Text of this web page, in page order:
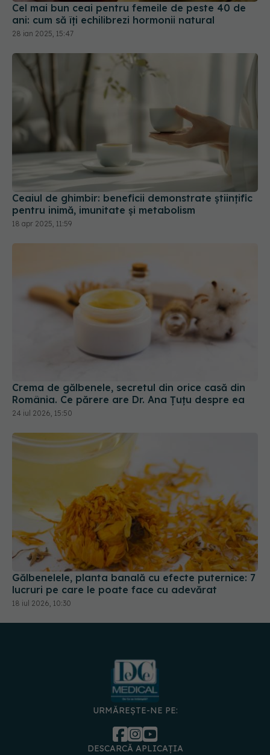
Cel mai bun ceai pentru femeile de peste 40 de
ani: cum să îți echilibrezi hormonii natural
28 ian 2025, 15:47
Ceaiul de ghimbir: beneficii demonstrate științific
pentru inimă, imunitate și metabolism
18 apr 2025, 11:59
Crema de gălbenele, secretul din orice casă din
România. Ce părere are Dr. Ana Țuțu despre ea
24 iul 2026, 15:50
Gălbenelele, planta banală cu efecte puternice: 7
lucruri pe care le poate face cu adevărat
18 iul 2026, 10:30
URMĂREȘTE-NE PE:
DESCARCĂ APLICAȚIA